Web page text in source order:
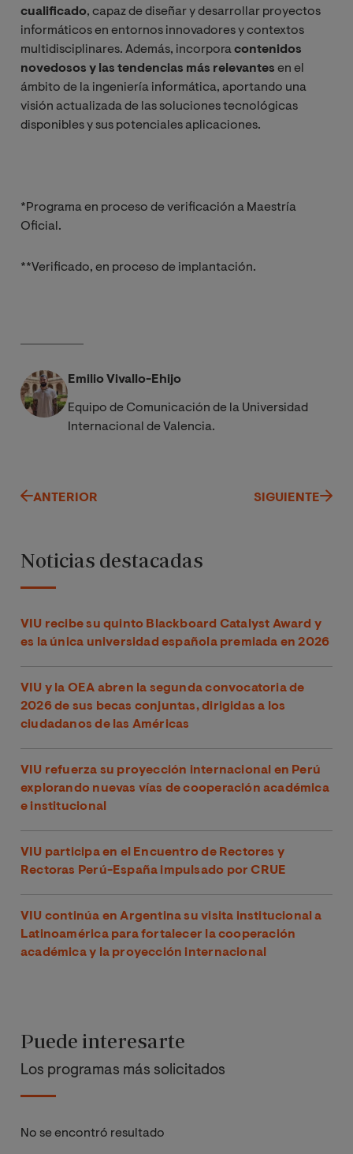
cualificado, capaz de diseñar y desarrollar proyectos
informáticos en entornos innovadores y contextos
multidisciplinares. Además, incorporacontenidos
novedosos y las tendencias más relevantes en el
ámbito de la ingeniería informática, aportando una
visión actualizada de las soluciones tecnológicas
disponibles y sus potenciales aplicaciones.
*Programa en proceso de verificación a Maestría
Oficial.
**Verificado, en proceso de implantación.
Emilio Vivallo-Ehijo
Equipo de Comunicación de la Universidad
Internacional de Valencia.
ANTERIOR SIGUIENTE
Noticias destacadas
VIU recibe su quinto Blackboard Catalyst Award y
es la única universidad española premiada en 2026
VIU y la OEA abren la segunda convocatoria de
2026 de sus becas conjuntas, dirigidas a los
ciudadanos de las Américas
VIU refuerza su proyección internacional en Perú
explorando nuevas vías de cooperación académica
e institucional
VIU participa en el Encuentro de Rectores y
Rectoras Perú-España impulsado por CRUE
VIU continúa en Argentina su visita institucional a
Latinoamérica para fortalecer la cooperación
académica y la proyección internacional
Puede interesarte
Los programas más solicitados
No se encontró resultado